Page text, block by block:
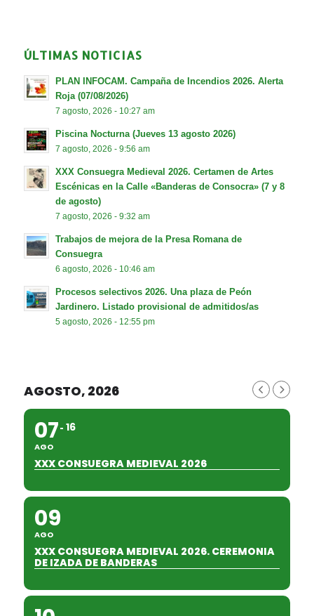
ÚLTIMAS NOTICIAS
PLAN INFOCAM. Campaña de Incendios 2026. Alerta
Roja (07/08/2026)
7 agosto, 2026 - 10:27 am
Piscina Nocturna (Jueves 13 agosto 2026)
7 agosto, 2026 - 9:56 am
XXX Consuegra Medieval 2026. Certamen de Artes
Escénicas en la Calle «Banderas de Consocra» (7 y 8
de agosto)
7 agosto, 2026 - 9:32 am
Trabajos de mejora de la Presa Romana de
Consuegra
6 agosto, 2026 - 10:46 am
Procesos selectivos 2026. Una plaza de Peón
Jardinero. Listado provisional de admitidos/as
5 agosto, 2026 - 12:55 pm
AGOSTO, 2026
07
AGO
16
XXX CONSUEGRA MEDIEVAL 2026
09
AGO
XXX CONSUEGRA MEDIEVAL 2026. CEREMONIA
DE IZADA DE BANDERAS